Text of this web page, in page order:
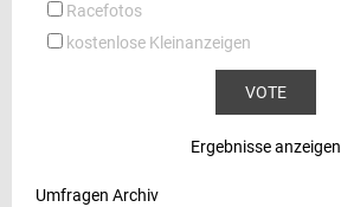
Racefotos
kostenlose Kleinanzeigen
Ergebnisse anzeigen
Umfragen Archiv